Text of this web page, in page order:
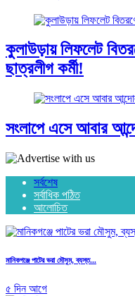
কুলাউড়ায় লিফলেট
ছাত্রলীগ কর্মী!
সংলাপে এসে আবার
সর্বশেষ
সর্বাধিক পঠিত
আলোচিত
মানিকগঞ্জে পাটের ভরা মৌসুম, ব্যস্ত...
৫ দিন আগে